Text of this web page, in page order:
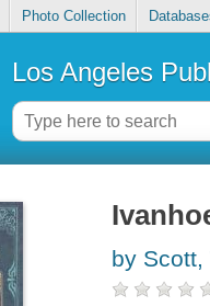
Photo Collection
Los Angeles
by Scott,